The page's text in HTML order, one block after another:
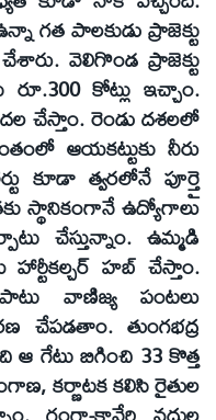
గత పాలకుడు ప్రాజెక్టు
వెలిగొండ ప్రాజెక్టు
కోట్లు ఇచ్చాం.
చేస్తాం. రెండు దశలలో
ఆయకట్టుకు నీరు
కూడా త్వరలోనే పూర్తై
స్థానికంగానే ఉద్యోగాలు
చేస్తున్నాం. ఉమ్మడి
హబ్ చేస్తాం.
వాణిజ్య పంటలు
చేపడతాం. తుంగభద్ర
ఆ గేటు బిగించి 33 కొత్త
కర్ణాటక కలిసి రైతుల